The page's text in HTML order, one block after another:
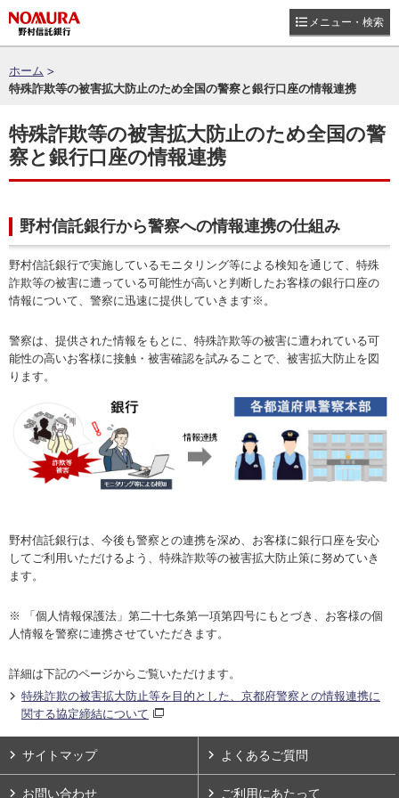
メニュー・検索
ホーム
特殊詐欺等の被害拡大防止のため全国の警察と銀行口座の情報連携
特殊詐欺等の被害拡大防止のため全国の警
察と銀行口座の情報連携
野村信託銀行から警察への情報連携の仕組み
野村信託銀行で実施しているモニタリング等による検知を通じて、特殊
詐欺等の被害に遭っている可能性が高いと判断したお客様の銀行口座の
情報について、警察に迅速に提供していきます※。
警察は、提供された情報をもとに、特殊詐欺等の被害に遭われている可
能性の高いお客様に接触・被害確認を試みることで、被害拡大防止を図
ります。
野村信託銀行は、今後も警察との連携を深め、お客様に銀行口座を安心
してご利用いただけるよう、特殊詐欺等の被害拡大防止策に努めていき
ます。
※ 「個人情報保護法」第二十七条第一項第四号にもとづき、お客様の個
人情報を警察に連携させていただきます。
詳細は下記のページからご覧いただけます。
特殊詐欺の被害拡大防止等を目的とした、京都府警察との情報連携に
関する協定締結について
サイトマップ よくあるご質問
お問い合わせ ご利用にあたって